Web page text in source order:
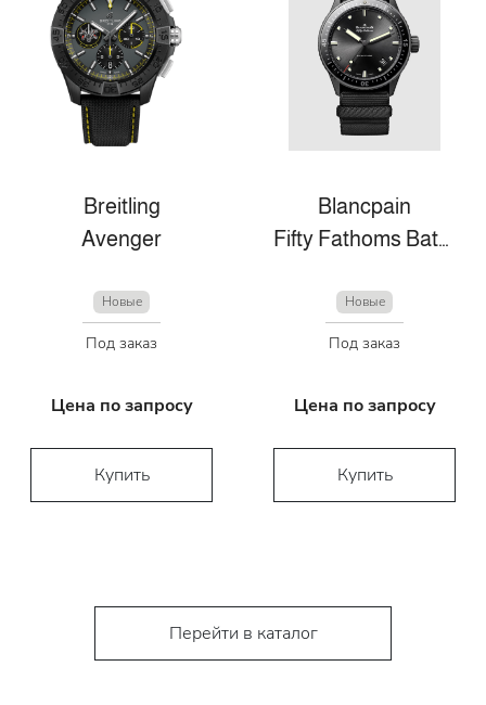
Breitling
Avenger
Новые
Под заказ
Цена по запросу
Купить
Blancpain
Fifty Fathoms Bathyscaphe
Новые
Под заказ
Цена по запросу
Купить
Перейти в каталог